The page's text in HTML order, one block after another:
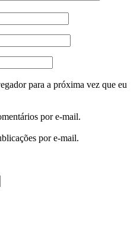
para a próxima vez que eu
por e-mail.
por e-mail.